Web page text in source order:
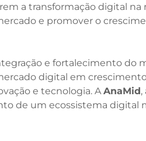
a transformação digital na
e promover o
e fortalecimento do
digital em
e tecnologia. AAnaMid,
de um ecossistema digital